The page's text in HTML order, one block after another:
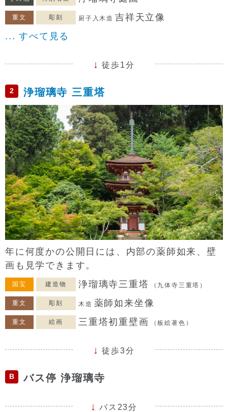
重文 彫刻 厨子入木造 吉祥天立像
... すべて見る
徒歩1分
2 浄瑠璃寺 三重塔
年に何度かの公開日には、内部の薬師如来、壁
画も見学できます。
国宝 建造物 浄瑠璃寺三重塔 （九体寺三重塔）
重文 彫刻 木造 薬師如来坐像
重文 絵画 三重塔初重壁画 （板絵著色）
徒歩3分
B バス停 浄瑠璃寺
バス23分